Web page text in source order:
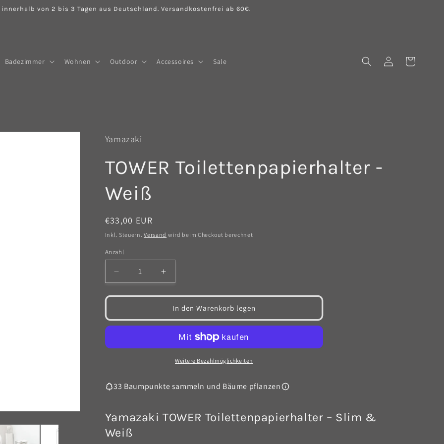
innerhalb von 2 bis 3 Tagen aus Deutschland. Versandkostenfrei ab 60€.
Badezimmer Wohnen Outdoor Accessoires Sale EinloggenWarenkorb
Yamazaki
TOWER Toilettenpapierhalter -
Weiß
Normaler
Preis
€33,00 EUR
Inkl. Steuern.Versand wird beim Checkout berechnet
Anzahl
Anzahl
Verringere
die
Menge
TOWER
Toilettenpapierhalter
Weiß
Erhöhe
die
Menge
für
TOWER
Toilettenpapierhalter
Weiß
In den Warenkorb legen
Weitere Bezahlmöglichkeiten
33 Baumpunkte sammeln und Bäume pflanzen
Yamazaki TOWER Toilettenpapierhalter – Slim &
Weiß